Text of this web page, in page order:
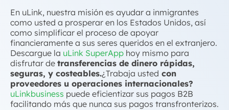
En uLink, nuestra misión es ayudar a inmigrantes
como usted a prosperar en los Estados Unidos, así
como simplificar el proceso de apoyar
financieramente a sus seres queridos en el extranjero.
Descargue la uLink SuperApp hoy mismo para
disfrutar de transferencias de dinero rápidas,
seguras, y costeables.¿Trabaja usted con
proveedores u operaciones internacionales?
uLinkbusiness puede eficientizar sus pagos B2B
facilitando más que nunca sus pagos transfronterizos.